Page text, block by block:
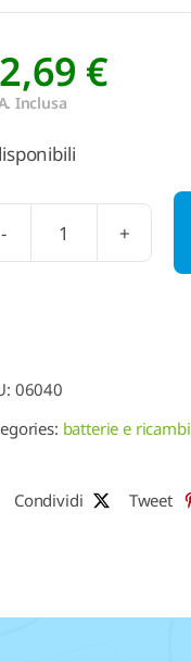
€
Inclusa
Membrana
06040
batterie e ricambi
Condividi Tweet